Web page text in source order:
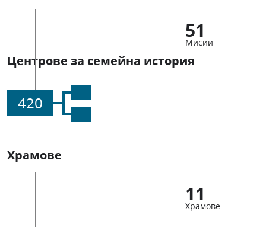
51
Мисии
Центрове за семейна история
420
Храмове
11
Храмове